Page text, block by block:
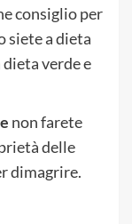
consiglio per
siete a dieta
verde e
non farete
delle
dimagrire.